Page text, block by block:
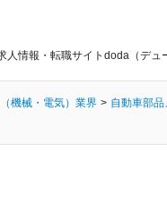
人情報・転職サイトdoda（デュ
機械・電気）業界 自動車部品